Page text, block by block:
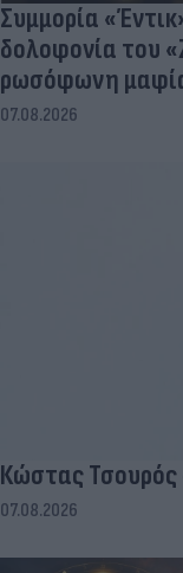
Συμμορία
δολοφονία του
ρωσόφωνη
07.08.2026
Κώστας
07.08.2026